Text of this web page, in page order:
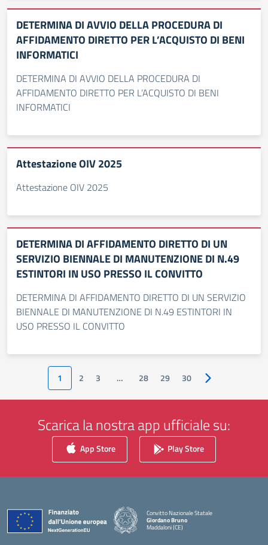
DETERMINA DI AVVIO DELLA PROCEDURA DI
AFFIDAMENTO DIRETTO PER L’ACQUISTO DI BENI
INFORMATICI
DETERMINA DI AVVIO DELLA PROCEDURA DI
AFFIDAMENTO DIRETTO PER L’ACQUISTO DI BENI
INFORMATICI
Attestazione OIV 2025
Attestazione OIV 2025
DETERMINA DI AFFIDAMENTO DIRETTO DI UN
SERVIZIO BIENNALE DI MANUTENZIONE DI N.49
ESTINTORI IN USO PRESSO IL CONVITTO
DETERMINA DI AFFIDAMENTO DIRETTO DI UN SERVIZIO
BIENNALE DI MANUTENZIONE DI N.49 ESTINTORI IN
USO PRESSO IL CONVITTO
1 2 3 … 28 29 30 Pagina
Scarica la nostra app ufficiale su:
App Store Play Store
Convitto Nazionale Statale
Giordano Bruno
Maddaloni (CE)